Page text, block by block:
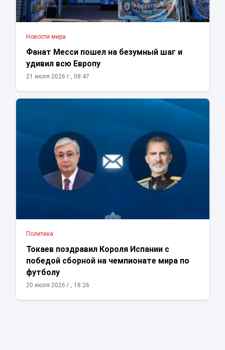
Новости мира
Фанат Месси пошел на безумный шаг и
удивил всю Европу
21 июля 2026 г., 08:47
Политика
Токаев поздравил Короля Испании с
победой сборной на чемпионате мира по
футболу
20 июля 2026 г., 18:26